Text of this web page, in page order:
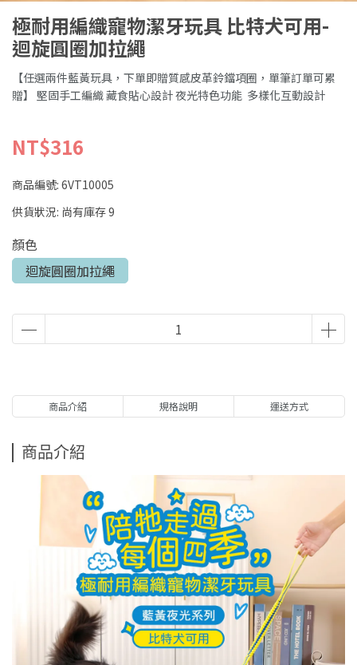
極耐用編織寵物潔牙玩具 比特犬可用-
迴旋圓圈加拉繩
【任選兩件藍黃玩具，下單即贈質感皮革鈴鐺項圈，單筆訂單可累
贈】 堅固手工編織 藏食貼心設計󠀠 夜光特色功能 󠀠 多樣化互動設計
NT$316
商品編號: 6VT10005
供貨狀況: 尚有庫存 9
顏色
迴旋圓圈加拉繩
商品介紹 規格說明 運送方式
商品介紹